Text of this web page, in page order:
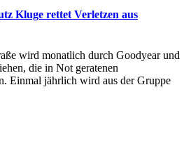
Kluge rettet Verletzen aus
wird monatlich durch Goodyear und
die in Not geratenen
Einmal jährlich wird aus der Gruppe